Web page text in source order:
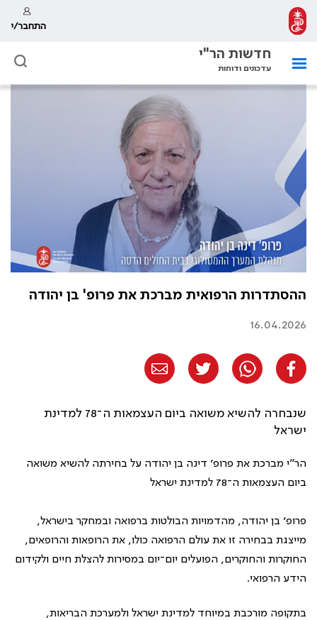
התחבר/י
חדשות הר"י
עדכונים ודוחות
ההסתדרות הרפואית מברכת את פרופ' בן יהודה
שנבחרה להשיא משואה ביום העצמאות ה־78 למדינת
ישראל
16.04.2026
הר״י מברכת את פרופ’ דינה בן יהודה על בחירתה להשיא משואה
ביום העצמאות ה־78 למדינת ישראל
פרופ’ בן יהודה, מהדמויות הבולטות ברפואה ובמחקר בישראל,
מייצגת בבחירה זו את עולם הרפואה כולו, את הרופאות והרופאים,
החוקרות והחוקרים, הפועלים יום־יום במסירות להצלת חיים ולקידום
הידע הרפואי.
בתקופה מורכבת במיוחד למדינת ישראל ולמערכת הבריאות,